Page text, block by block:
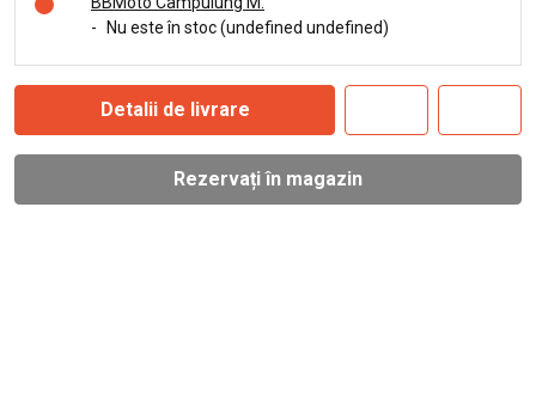
-
Nu este în stoc (undefined undefined)
Detalii de livrare
Rezervați în magazin